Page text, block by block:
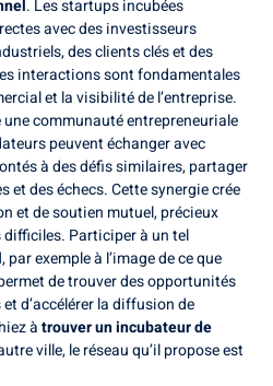
. Les startups incubées
avec des investisseurs
des clients clés et des
interactions sont fondamentales
et la visibilité de l’entreprise.
une communauté entrepreneuriale
peuvent échanger avec
à des défis similaires, partager
et des échecs. Cette synergie crée
et de soutien mutuel, précieux
Participer à un tel
, par exemple à l’image de ce que
de trouver des opportunités
d’accélérer la diffusion de
àtrouver un incubateur de
ville, le réseau qu’il propose est